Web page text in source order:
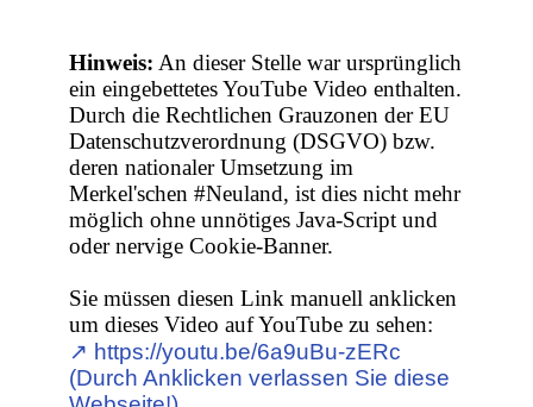
Hinweis: An dieser Stelle war ursprünglich
ein eingebettetes YouTube Video enthalten.
Durch die Rechtlichen Grauzonen der EU
Datenschutzverordnung (DSGVO) bzw.
deren nationaler Umsetzung im
Merkel'schen #Neuland, ist dies nicht mehr
möglich ohne unnötiges Java-Script und
oder nervige Cookie-Banner.
Sie müssen diesen Link manuell anklicken
um dieses Video auf YouTube zu sehen:
↗︎ https://youtu.be/6a9uBu-zERc
(Durch Anklicken verlassen Sie diese